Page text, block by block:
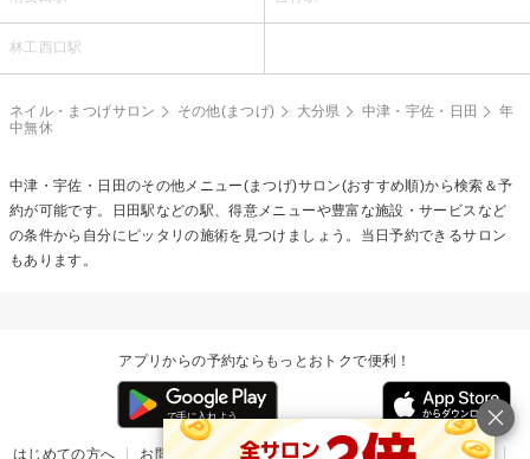
林工西口駅
ネイル・まつげサロン その他(まつげ) 大分県 中津・宇佐・日田
年
中無休
中津・宇佐・日田のその他メニュー(まつげ)サロン(おすすめ順)から検索＆予
約が可能です。日田駅などの駅、得意メニューや豊富な施設・サービスなど
の条件から自分にピッタリの施術を見つけましょう。当日予約できるサロン
もあります。
アプリからの予約ならもっとおトクで便利！
はじめての方へ お問い合わせ ヘルプ リリース情報 利用規約